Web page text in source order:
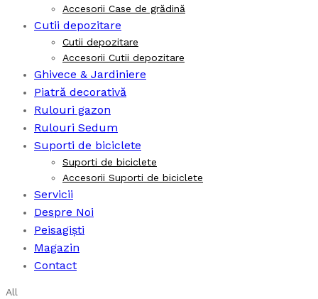
Accesorii Case de grădină
Cutii depozitare
Cutii depozitare
Accesorii Cutii depozitare
Ghivece & Jardiniere
Piatră decorativă
Rulouri gazon
Rulouri Sedum
Suporti de biciclete
Suporti de biciclete
Accesorii Suporti de biciclete
Servicii
Despre Noi
Peisagiști
Magazin
Contact
All